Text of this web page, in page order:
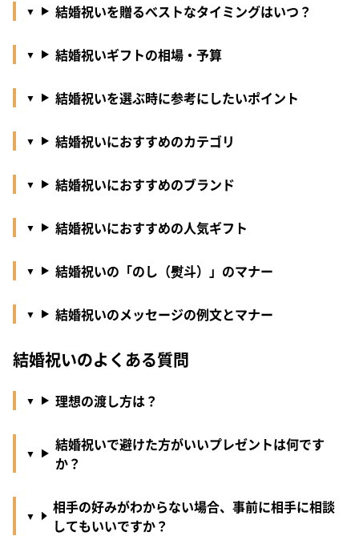
結婚祝いを贈るべストなタイミングはいつ？
結婚祝いギフトの相場・予算
結婚祝いを選ぶ時に参考にしたいポイント
結婚祝いにおすすめのカテゴリ
結婚祝いにおすすめのブランド
結婚祝いにおすすめの人気ギフト
結婚祝いの「のし（熨斗）」のマナー
結婚祝いのメッセージの例文とマナー
結婚祝いのよくある質問
理想の渡し方は？
結婚祝いで避けた方がいいプレゼントは何です
か？
相手の好みがわからない場合、事前に相手に相談
してもいいですか？